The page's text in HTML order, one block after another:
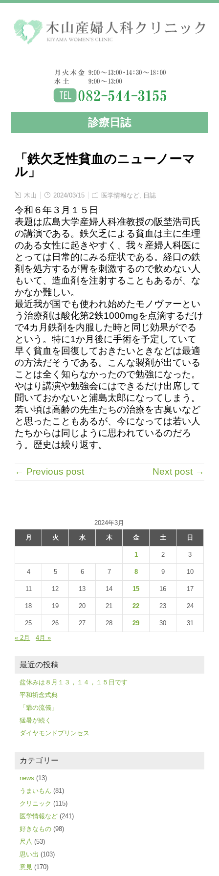
診療日誌
「鉄欠乏性貧血のニューノーマ
ル」
木山 2024/03/15 医学情報など 日誌
令和６年３月１５日
表題は広島大学産婦人科准教授の阪埜浩司氏
の講演である。鉄欠乏による貧血は主に生理
のある女性に起きやすく、我々産婦人科医に
とっては日常的にみる症状である。経口の鉄
剤を処方するが胃を刺激するので飲めない人
もいて、造血剤を注射することもあるが、な
かなか難しい。
最近我が国でも使われ始めたモノヴァーとい
う治療剤は酸化第2鉄1000mgを点滴するだけ
で4カ月鉄剤を内服した時と同じ効果がでる
という。特に1か月後に手術を予定していて
早く貧血を回復しておきたいときなどは最適
の方法だそうである。こんな製剤が出ている
ことは全く知らなかったので勉強になった。
やはり講演や勉強会にはできるだけ出席して
聞いておかないと浦島太郎になってしまう。
若い頃は高齢の先生たちの治療を古臭いなど
と思ったこともあるが、今になっては若い人
たちからは同じように思われているのだろ
う。歴史は繰り返す。
← Previous post Next post →
2024年3月
月
火 水 木 金 土 日
1 2 3
4 5 6 7 8 9 10
11 12 13 14 15 16 17
18 19 20 21 22 23 24
25 26 27 28 29 30
31
« 2月
4月 »
最近の投稿
盆休みは８月１３，１４，１５日です
平和祈念式典
「爺の流儀」
猛暑が続く
ダイヤモンドプリンセス
カテゴリー
news (13)
うまいもん (81)
クリニック (115)
医学情報など (241)
好きなもの (98)
尺八 (53)
思い出 (103)
意見 (170)